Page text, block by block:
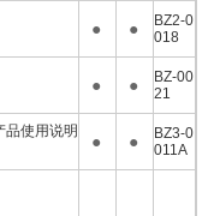
● ●
BZ2-0
018
● ●
BZ-00
21
品使用说明
● ●
BZ3-0
011A